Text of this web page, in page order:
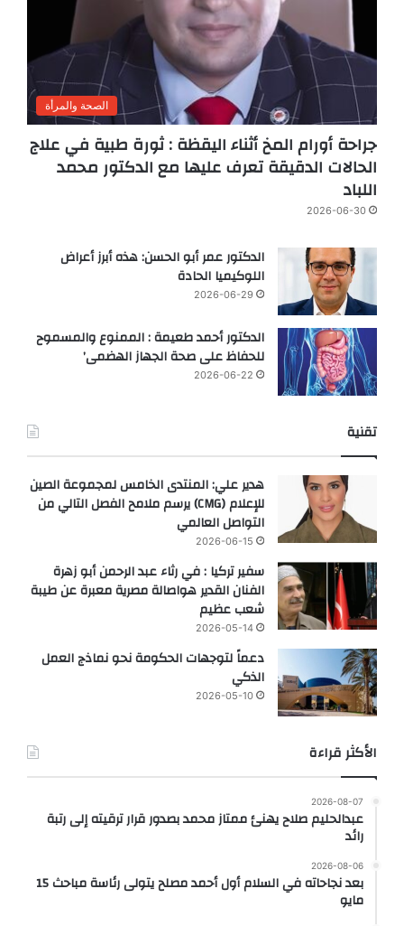
الصحة والمرأة
جراحة أورام المخ أثناء اليقظة : ثورة طبية في علاج
الحالات الدقيقة تعرف عليها مع الدكتور محمد
اللباد
2026-06-30
الدكتور عمر أبو الحسن: هذه أبرز أعراض
اللوكيميا الحادة
2026-06-29
الدكتور أحمد طعيمة : الممنوع والمسموح
للحفاظ على صحة الجهاز الهضمى’
2026-06-22
تقنية
هدير علي: المنتدى الخامس لمجموعة الصين
للإعلام (CMG) يرسم ملامح الفصل التالي من
التواصل العالمي
2026-06-15
سفير تركيا : في رثاء عبد الرحمن أبو زهرة
الفنان القدير هواصالة مصرية معبرة عن طيبة
شعب عظيم
2026-05-14
دعماً لتوجهات الحكومة نحو نماذج العمل
الذكي
2026-05-10
الأكثر قراءة
2026-08-07
عبدالحليم صلاح يهنئ ممتاز محمد بصدور قرار ترقيته إلى رتبة
رائد
2026-08-06
بعد نجاحاته في السلام أول أحمد مصلح يتولى رئاسة مباحث 15
مايو